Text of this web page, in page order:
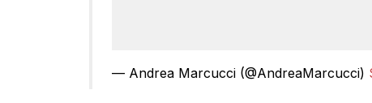
— Andrea Marcucci (@AndreaMarcucci)